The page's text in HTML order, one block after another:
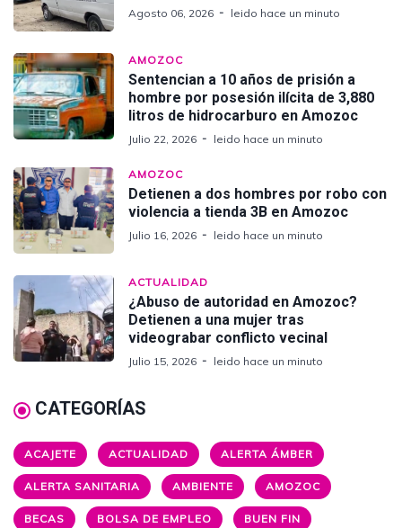
Agosto 06, 2026 leido hace un minuto
AMOZOC
Sentencian a 10 años de prisión a
hombre por posesión ilícita de 3,880
litros de hidrocarburo en Amozoc
Julio 22, 2026 leido hace un minuto
AMOZOC
Detienen a dos hombres por robo con
violencia a tienda 3B en Amozoc
Julio 16, 2026 leido hace un minuto
ACTUALIDAD
¿Abuso de autoridad en Amozoc?
Detienen a una mujer tras
videograbar conflicto vecinal
Julio 15, 2026 leido hace un minuto
CATEGORÍAS
ACAJETE ACTUALIDAD ALERTA ÁMBER
ALERTA SANITARIA AMBIENTE AMOZOC
BECAS BOLSA DE EMPLEO BUEN FIN